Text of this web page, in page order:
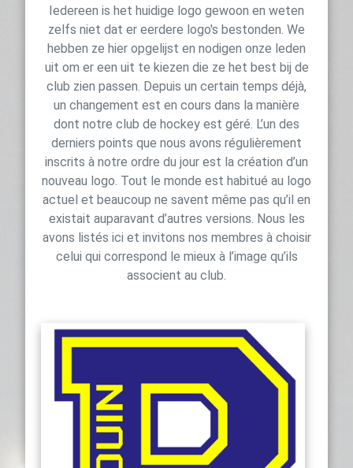
Iedereen is het huidige logo gewoon en weten
zelfs niet dat er eerdere logo's bestonden. We
hebben ze hier opgelijst en nodigen onze leden
uit om er een uit te kiezen die ze het best bij de
club zien passen. Depuis un certain temps déjà,
un changement est en cours dans la manière
dont notre club de hockey est géré. L’un des
derniers points que nous avons régulièrement
inscrits à notre ordre du jour est la création d’un
nouveau logo. Tout le monde est habitué au logo
actuel et beaucoup ne savent même pas qu’il en
existait auparavant d’autres versions. Nous les
avons listés ici et invitons nos membres à choisir
celui qui correspond le mieux à l’image qu’ils
associent au club.